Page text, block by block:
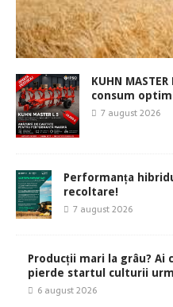
KUHN
consum
7 august 2026
Performanța
recoltare!
7 august 2026
Producții mari la grâu?
pierde startul culturii
6 august 2026